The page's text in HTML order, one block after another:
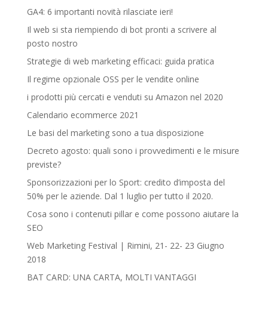
GA4: 6 importanti novità rilasciate ieri!
Il web si sta riempiendo di bot pronti a scrivere al
posto nostro
Strategie di web marketing efficaci: guida pratica
Il regime opzionale OSS per le vendite online
i prodotti più cercati e venduti su Amazon nel 2020
Calendario ecommerce 2021
Le basi del marketing sono a tua disposizione
Decreto agosto: quali sono i provvedimenti e le misure
previste?
Sponsorizzazioni per lo Sport: credito d’imposta del
50% per le aziende. Dal 1 luglio per tutto il 2020.
Cosa sono i contenuti pillar e come possono aiutare la
SEO
Web Marketing Festival | Rimini, 21- 22- 23 Giugno
2018‎
BAT CARD: UNA CARTA, MOLTI VANTAGGI